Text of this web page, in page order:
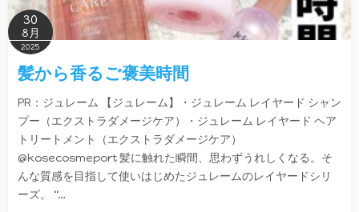
30
8月
2025
髪から香るご褒美時間
PR：ジュレーム 【ジュレーム】・ジュレーム レイヤード シャン
プー（エクストラダメージケア）・ジュレーム レイヤード ヘア
トリートメント（エクストラダメージケア）
@kosecosmeport 髪に触れた瞬間、思わずうれしくなる。そ
んな質感を目指して使いはじめたジュレームのレイヤードシリ
ーズ。 “…